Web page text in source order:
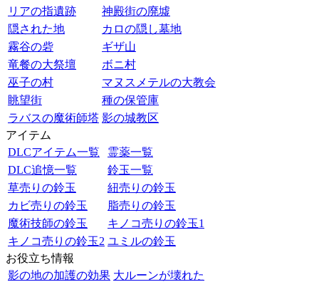
リアの指遺跡
神殿街の廃墟
隠された地
カロの隠し墓地
霧谷の砦
ギザ山
竜餐の大祭壇
ボニ村
巫子の村
マヌスメテルの大教会
眺望街
種の保管庫
ラバスの魔術師塔 影の城教区
アイテム
DLCアイテム一覧
霊薬一覧
DLC追憶一覧
鈴玉一覧
草売りの鈴玉
紐売りの鈴玉
カビ売りの鈴玉
脂売りの鈴玉
魔術技師の鈴玉
キノコ売りの鈴玉1
キノコ売りの鈴玉2 ユミルの鈴玉
お役立ち情報
影の地の加護の効果 大ルーンが壊れた